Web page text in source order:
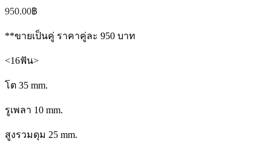
950.00฿
**ขายเป็นคู่ ราคาคู่ละ 950 บาท
<16ฟัน>
โต 35 mm.
รูเพลา 10 mm.
สูงรวมดุม 25 mm.